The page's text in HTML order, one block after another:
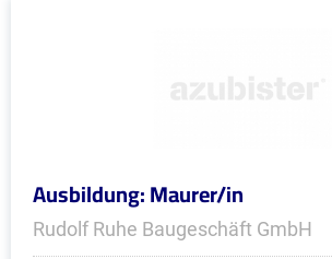
Ausbildung: Maurer/in
Rudolf Ruhe Baugeschäft GmbH